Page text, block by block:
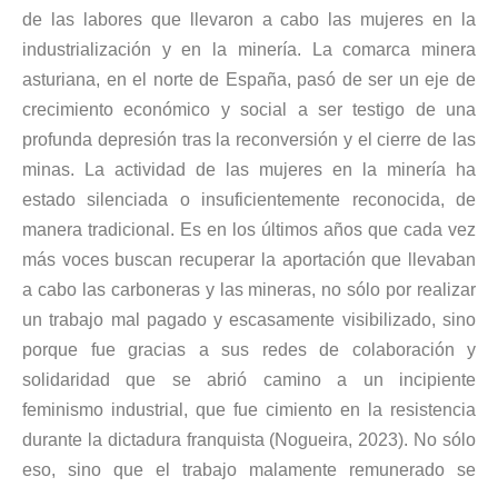
de las labores que llevaron a cabo las mujeres en la
industrialización y en la minería. La comarca minera
asturiana, en el norte de España, pasó de ser un eje de
crecimiento económico y social a ser testigo de una
profunda depresión tras la reconversión y el cierre de las
minas. La actividad de las mujeres en la minería ha
estado silenciada o insuficientemente reconocida, de
manera tradicional. Es en los últimos años que cada vez
más voces buscan recuperar la aportación que llevaban
a cabo las carboneras y las mineras, no sólo por realizar
un trabajo mal pagado y escasamente visibilizado, sino
porque fue gracias a sus redes de colaboración y
solidaridad que se abrió camino a un incipiente
feminismo industrial, que fue cimiento en la resistencia
durante la dictadura franquista (Nogueira, 2023). No sólo
eso, sino que el trabajo malamente remunerado se